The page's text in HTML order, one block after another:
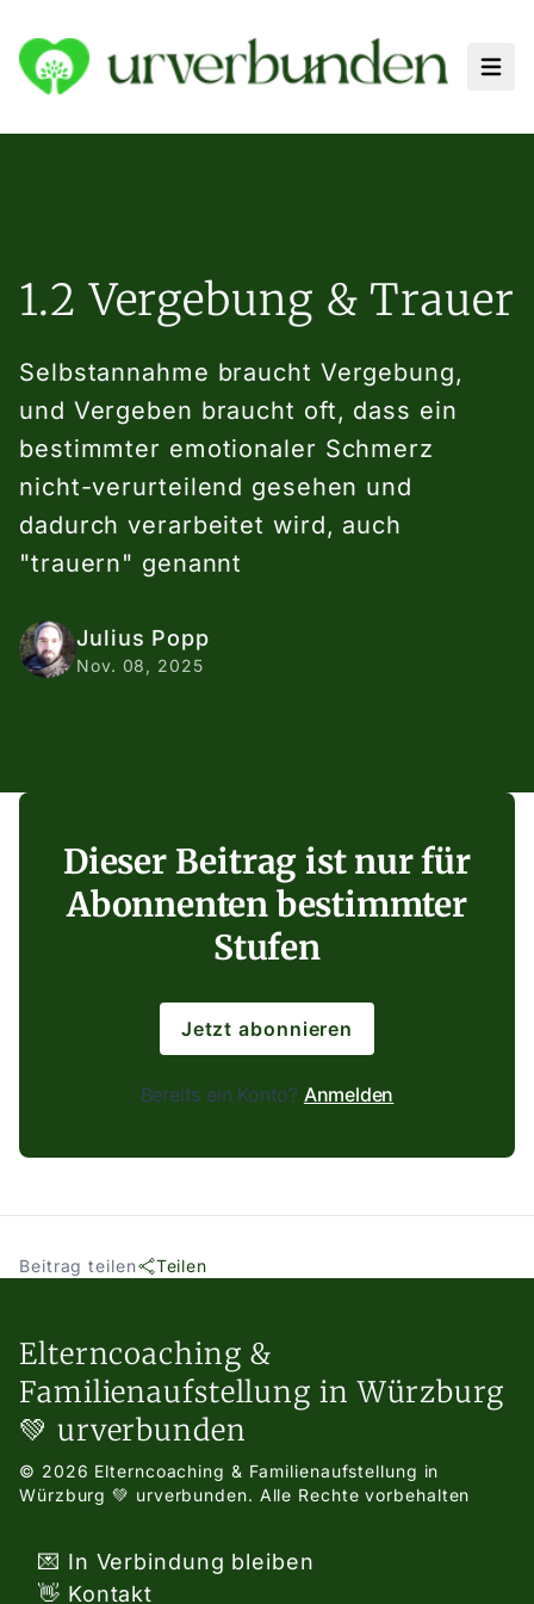
1.2 Vergebung & Trauer
Selbstannahme braucht Vergebung,
und Vergeben braucht oft, dass ein
bestimmter emotionaler Schmerz
nicht-verurteilend gesehen und
dadurch verarbeitet wird, auch
"trauern" genannt
Julius Popp
Nov. 08, 2025
Dieser Beitrag ist nur für
Abonnenten bestimmter
Stufen
Jetzt abonnieren
Bereits ein Konto? Anmelden
Beitrag teilen Teilen
Elterncoaching &
Familienaufstellung in Würzburg
💚 urverbunden
© 2026 Elterncoaching & Familienaufstellung in
Würzburg 💚 urverbunden. Alle Rechte vorbehalten
💌 In Verbindung bleiben
👋 Kontakt